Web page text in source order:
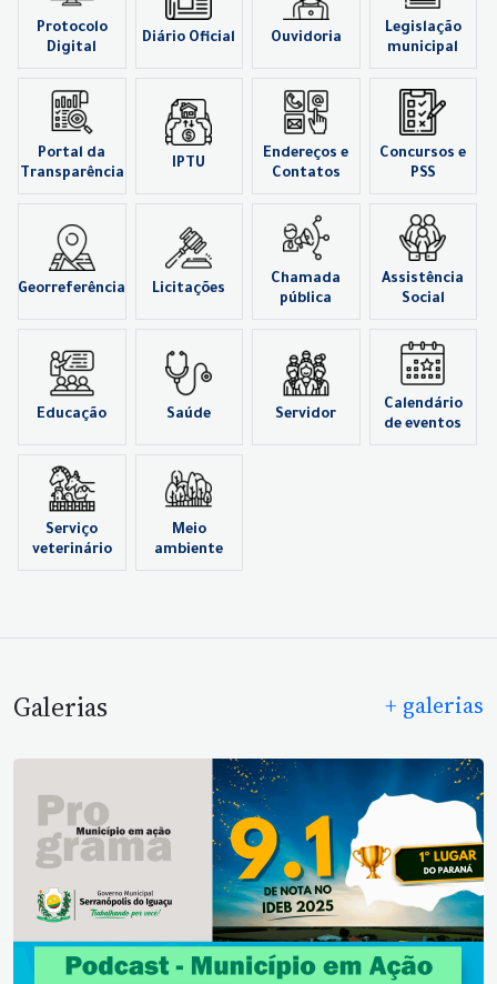
Protocolo
Digital
Diário Oficial Ouvidoria
Legislação
municipal
Portal da
Transparência
IPTU
Endereços e
Contatos
Concursos e
PSS
Georreferência Licitações
Chamada
pública
Assistência
Social
Educação Saúde Servidor
Calendário
de eventos
Serviço
veterinário
Meio
ambiente
Galerias + galerias